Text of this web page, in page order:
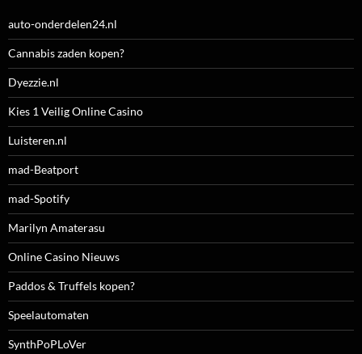
auto-onderdelen24.nl
Cannabis zaden kopen?
Dyezzie.nl
Kies 1 Veilig Online Casino
Luisteren.nl
mad-Beatport
mad-Spotify
Marilyn Amaterasu
Online Casino Nieuws
Paddos & Truffels kopen?
Speelautomaten
SynthPoPLoVer